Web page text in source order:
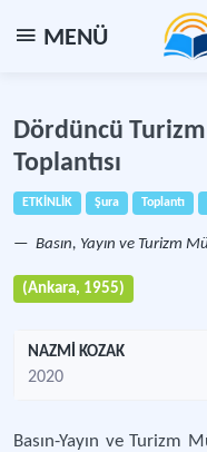
MENÜ
Dördüncü
Toplantısı
ETKİNLİK Şura Toplantı
Basın, Yayın ve Turizm
(Ankara, 1955)
NAZMİ KOZAK
2020
Basın-Yayın ve Turizm